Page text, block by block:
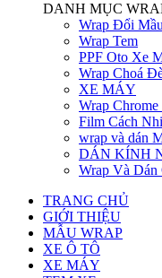
DANH MỤC
Wrap Đổi Mầu
Wrap Tem
PPF Oto Xe
Wrap Choá
XE MÁY
Wrap
Film Cách
wrap và dán
DÁN KÍNH
Wrap Và Dán
TRANG CHỦ
GIỚI THIỆU
MẪU WRAP
XE Ô TÔ
XE MÁY